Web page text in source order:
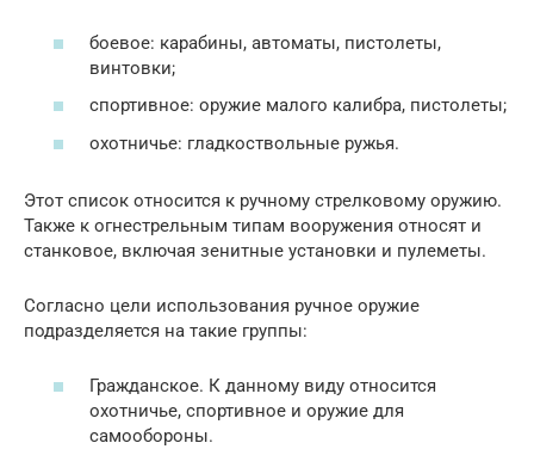
боевое: карабины, автоматы, пистолеты,
винтовки;
спортивное: оружие малого калибра, пистолеты;
охотничье: гладкоствольные ружья.
Этот список относится к ручному стрелковому оружию.
Также к огнестрельным типам вооружения относят и
станковое, включая зенитные установки и пулеметы.
Согласно цели использования ручное оружие
подразделяется на такие группы:
Гражданское. К данному виду относится
охотничье, спортивное и оружие для
самообороны.